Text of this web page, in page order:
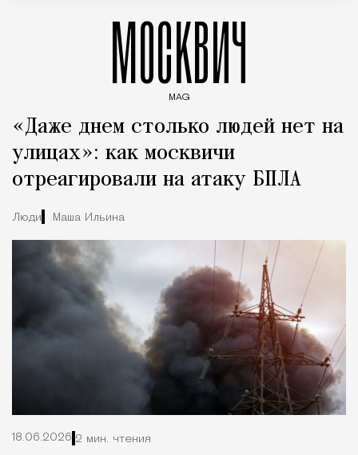
МОСКВИЧ
MAG
«Даже днем столько людей нет на
улицах»: как москвичи
отреагировали на атаку БПЛА
Люди Маша Ильина
18.06.2026 2 мин. чтения